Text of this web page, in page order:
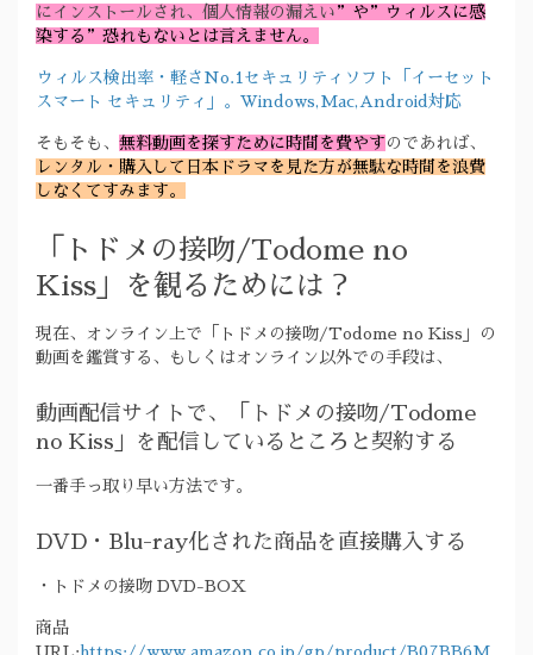
にインストールされ、個人情報の漏えい ”や”ウィルスに感
染する”恐れもないとは言えません。
ウィルス検出率・軽さNo.1セキュリティソフト「イーセット
スマート セキュリティ」。Windows,Mac,Android対応
そもそも、 無料動画を探すために時間を費やす のであれば、
レンタル・購入して日本ドラマを見た方が無駄な時間を浪費
しなくてすみます。
「トドメの接吻/Todome no
Kiss」を観るためには？
現在、オンライン上で「トドメの接吻/Todome no Kiss」の
動画を鑑賞する、もしくはオンライン以外での手段は、
動画配信サイトで、「トドメの接吻/Todome
no Kiss」を配信しているところと契約する
一番手っ取り早い方法です。
DVD・Blu-ray化された商品を直接購入する
・トドメの接吻 DVD-BOX
商品
URL: https://www.amazon.co.jp/gp/product/B07BB6M